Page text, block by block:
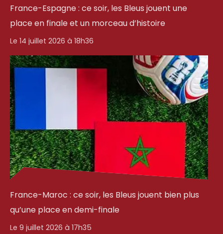
France-Espagne : ce soir, les Bleus jouent une
place en finale et un morceau d’histoire
Le 14 juillet 2026 à 18h36
France-Maroc : ce soir, les Bleus jouent bien plus
qu’une place en demi-finale
Le 9 juillet 2026 à 17h35